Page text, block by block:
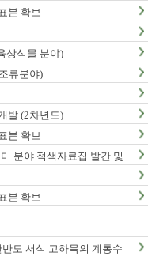
본 확보
상식물 분야)
류분야)
발 (2차년도)
본 확보
분야 적색자료집 발간 및
본 확보
도 서식 고하목의 계통수